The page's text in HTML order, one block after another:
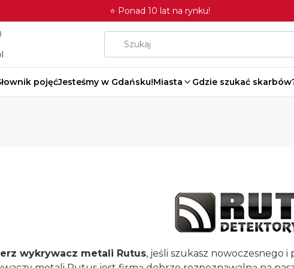
⭐ Ponad 10 lat na rynku!
pojęćJesteśmy w Gdańsku!Miasta Gdzie szukać
wykrywacz metali Rutus, jeśli szukasz nowoczesnego